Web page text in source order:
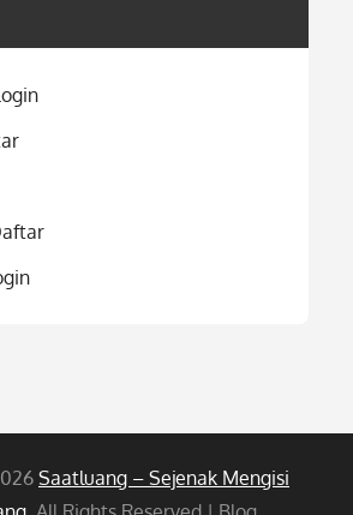
Saatluang – Sejenak Mengisi